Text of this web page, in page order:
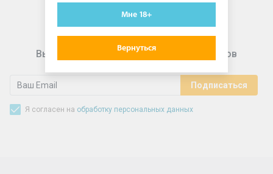
Выгодные предложения для подписчиков
Я согласен на обработку персональных данных
Мне 18+
Вернуться